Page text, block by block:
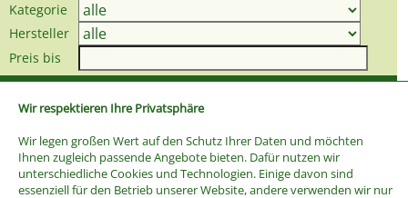
Wir respektieren Ihre Privatsphäre
Wir legen großen Wert auf den Schutz Ihrer Daten und möchten
Ihnen zugleich passende Angebote bieten. Dafür nutzen wir
unterschiedliche Cookies und Technologien. Einige davon sind
essenziell für den Betrieb unserer Website, andere verwenden wir nur
Kategorie
Hersteller
Preis bis